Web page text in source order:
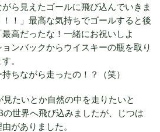
ら見えたゴールに飛び込んでいきま
！」最高な気持ちでゴールすると後
高だったな！一緒にお祝いしよ
ンバックからウイスキーの瓶を取り
。
ちながら走ったの！？（笑）
たいとか自然の中を走りたいと
世界へ飛び込みましたが、じつは
がありました。